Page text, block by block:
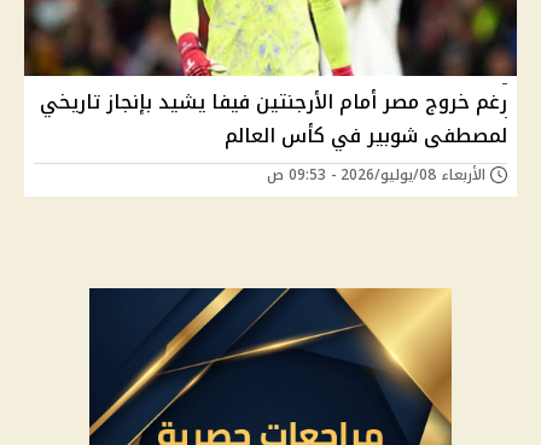
رغم خروج مصر أمام الأرجنتين فيفا يشيد بإنجاز تاريخي
لمصطفى شوبير في كأس العالم
الأربعاء 08/يوليو/2026 - 09:53 ص